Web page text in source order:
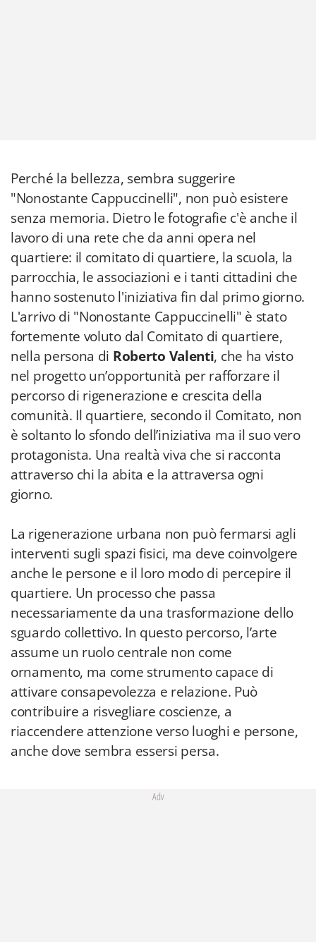
Perché la bellezza, sembra suggerire
"Nonostante Cappuccinelli", non può esistere
senza memoria. Dietro le fotografie c'è anche il
lavoro di una rete che da anni opera nel
quartiere: il comitato di quartiere, la scuola, la
parrocchia, le associazioni e i tanti cittadini che
hanno sostenuto l'iniziativa fin dal primo giorno.
L'arrivo di "Nonostante Cappuccinelli" è stato
fortemente voluto dal Comitato di quartiere,
nella persona di Roberto Valenti, che ha visto
nel progetto un’opportunità per rafforzare il
percorso di rigenerazione e crescita della
comunità. Il quartiere, secondo il Comitato, non
è soltanto lo sfondo dell’iniziativa ma il suo vero
protagonista. Una realtà viva che si racconta
attraverso chi la abita e la attraversa ogni
giorno.
La rigenerazione urbana non può fermarsi agli
interventi sugli spazi fisici, ma deve coinvolgere
anche le persone e il loro modo di percepire il
quartiere. Un processo che passa
necessariamente da una trasformazione dello
sguardo collettivo. In questo percorso, l’arte
assume un ruolo centrale non come
ornamento, ma come strumento capace di
attivare consapevolezza e relazione. Può
contribuire a risvegliare coscienze, a
riaccendere attenzione verso luoghi e persone,
anche dove sembra essersi persa.
Adv